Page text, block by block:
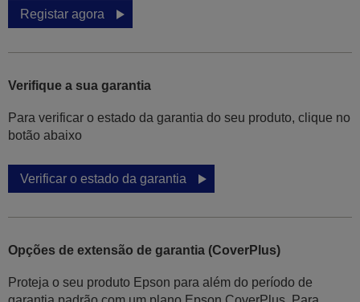
Registar agora
Verifique a sua garantia
Para verificar o estado da garantia do seu produto, clique no
botão abaixo
Verificar o estado da garantia
Opções de extensão de garantia (CoverPlus)
Proteja o seu produto Epson para além do período de